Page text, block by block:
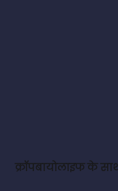
क्रॉपबायोलाइफ के